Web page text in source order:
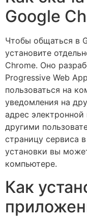
Google
Чтобы общаться в
установите
Chrome. Оно
Progressive Web
пользоваться на
уведомления на
адрес
другими
страницу сервиса
установки вы
компьютере.
Как